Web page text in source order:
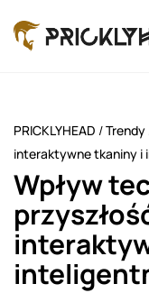
PRICKLYHEAD /Trendy
interaktywne tkaniny i
Wpływ